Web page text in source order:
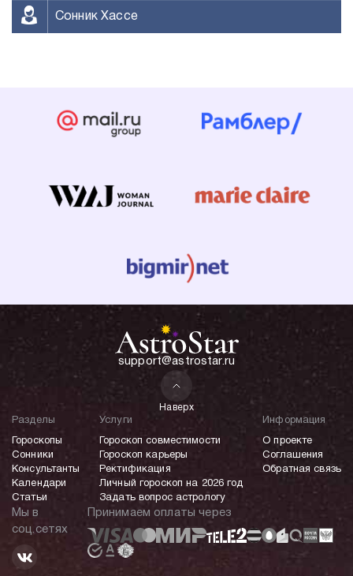
Сонник Хассе
support@astrostar.ru
Наверх
Разделы
Гороскопы
Сонники
Консультанты
Календари
Статьи
Услуги
Гороскоп совместимости
Гороскоп карьеры
Ректификация
Личный гороскоп на 2026 год
Задать вопрос астрологу
Информация
О проекте
Соглашения
Обратная связь
Мы в
соц.сетях
Принимаем оплаты через